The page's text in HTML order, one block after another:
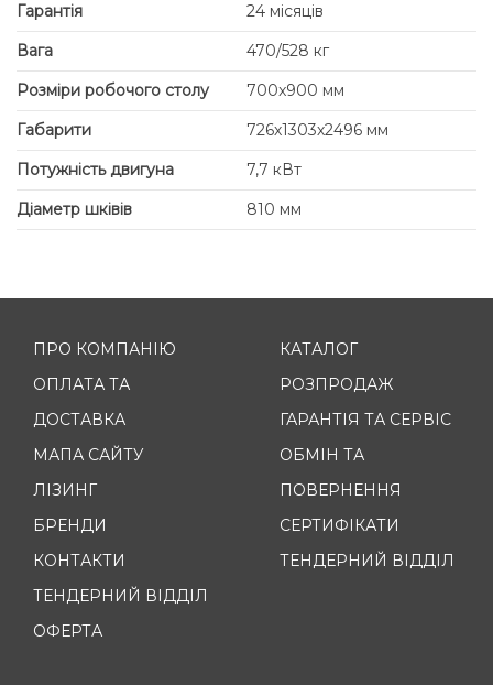
Гарантія
24 місяців
Вага
470/528 кг
Розміри робочого столу
700x900 мм
Габарити
726х1303х2496 мм
Потужність двигуна
7,7 кВт
Діаметр шківів
810 мм
ПРО КОМПАНІЮ
ОПЛАТА ТА
ДОСТАВКА
МАПА САЙТУ
ЛІЗИНГ
БРЕНДИ
КОНТАКТИ
ТЕНДЕРНИЙ ВІДДІЛ
ОФЕРТА
КАТАЛОГ
РОЗПРОДАЖ
ГАРАНТІЯ ТА СЕРВІС
ОБМІН ТА
ПОВЕРНЕННЯ
СЕРТИФІКАТИ
ТЕНДЕРНИЙ ВІДДІЛ